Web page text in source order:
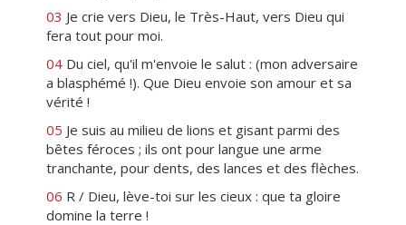
03 Je crie vers Dieu, le Très-Haut, vers Dieu qui
fera tout pour moi.
04 Du ciel, qu'il m'envoie le salut : (mon adversaire
a blasphémé !). Que Dieu envoie son amour et sa
vérité !
05 Je suis au milieu de lions et gisant parmi des
bêtes féroces ; ils ont pour langue une arme
tranchante, pour dents, des lances et des flèches.
06 R / Dieu, lève-toi sur les cieux : que ta gloire
domine la terre !